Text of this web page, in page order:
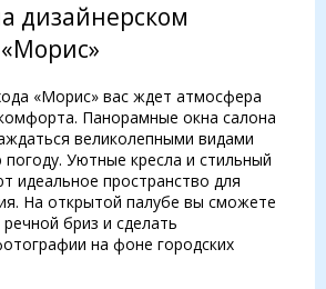
дизайнерском
«Морис» вас ждет атмосфера
Панорамные окна салона
великолепными видами
Уютные кресла и стильный
идеальное пространство для
На открытой палубе вы сможете
бриз и сделать
на фоне городских